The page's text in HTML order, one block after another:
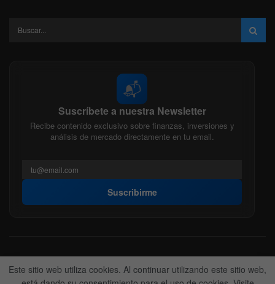
📬
Suscríbete a nuestra Newsletter
Recibe contenido exclusivo sobre finanzas, inversiones y
análisis de mercado directamente en tu email.
Suscribirme
Acerca de nosotros Politica Editorial
Nuestro Equipo
Contactanos
Anunciate
Este sitio web utiliza cookies. Al continuar utilizando este sitio web,